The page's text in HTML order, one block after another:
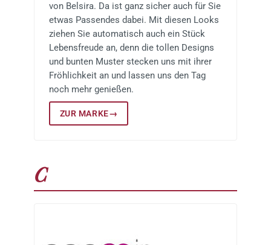
von Belsira. Da ist ganz sicher auch für Sie
etwas Passendes dabei. Mit diesen Looks
ziehen Sie automatisch auch ein Stück
Lebensfreude an, denn die tollen Designs
und bunten Muster stecken uns mit ihrer
Fröhlichkeit an und lassen uns den Tag
noch mehr genießen.
ZUR MARKE→
C